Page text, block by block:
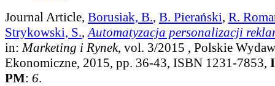
Journal Article, Borusiak, B., B. Pierański, R.
Strykowski, S., Automatyzacja personalizacji
in: Marketing i Rynek, vol. 3/2015 , Polskie
Ekonomiczne, 2015, pp. 36-43, ISBN 1231-7853,
PM: 6.